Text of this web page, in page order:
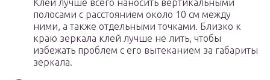
Клей лучше всего наносить вертикальными
полосами с расстоянием около 10 см между
ними, а также отдельными точками. Близко к
краю зеркала клей лучше не лить, чтобы
избежать проблем с его вытеканием за габариты
зеркала.